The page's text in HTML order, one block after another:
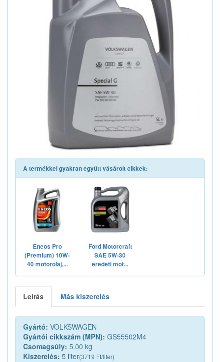
A termékkel gyakran együtt vásárolt cikkek:
Eneos Pro
(Premium) 10W-
40 motorolaj,...
Ford Motorcraft
SAE 5W-30
eredeti mot...
Leírás Más kiszerelés
Gyártó: VOLKSWAGEN
Gyártói cikkszám (MPN): GS55502M4
Csomagsúly: 5.00 kg
Kiszerelés: 5 liter(3719 Ft/liter)